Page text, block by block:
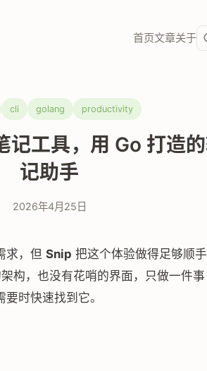
首页文章关于
cli golang productivity
记工具，用 Go 打造
记助手
2026年4月25日
求，但 Snip 把这个体验做得足够顺
构，也没有花哨的界面，只做一件
时快速找到它。